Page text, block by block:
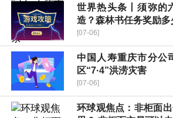
世界热头条丨须弥的
造？森林书任务奖励多
[07-06]
中国人寿重庆市分公
区“7·4”洪涝灾害
[07-06]
环球观焦点：非柜面